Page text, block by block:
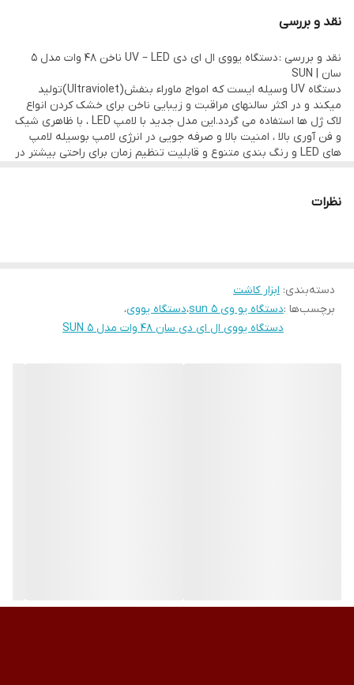
نقد و بررسی
نقد و بررسی : دستگاه یووی ال ای دی UV – LED ناخن 48 وات مدل 5
سان | SUN
دستگاه UV وسیله ایست که امواج ماوراء بنفش(Ultraviolet)تولید
میکند و در اکثر سالنهای مراقبت و زیبایی ناخن برای خشک کردن انواع
لاک ژل ها استفاده می گردد.این مدل جدید با لامپ LED ، با ظاهری شیک
و فن آوری بالا ، امنیت بالا و صرفه جویی در انرژی لامپ بوسیله لامپ
های LED و رنگ بندی متنوع و قابلیت تنظیم زمان برای راحتی بیشتر در
است . همچنین با داشتن تکنولوژی چشمی اتوماتیک این امکان را فراهم
میسازد تا به طور خودکار با قرار دادن دست در زیر آن دستگاه روشن
شود . این مدل دارای صفحه نمایش زمان و تای
نظرات
دسته‌بندی: ابزار کاشت
برچسب‌ها :دستگاه یو وی 5 sun ،دستگاه یووی،
دستگاه یووی ال ای دی سان 48 وات مدل 5 SUN